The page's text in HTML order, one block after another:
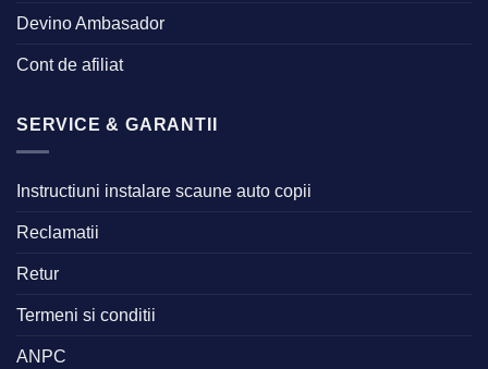
Devino Ambasador
Cont de afiliat
SERVICE & GARANTII
Instructiuni instalare scaune auto copii
Reclamatii
Retur
Termeni si conditii
ANPC